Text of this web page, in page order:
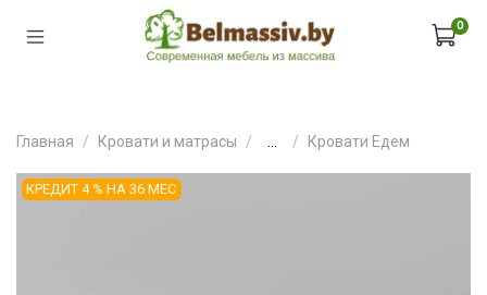
0
Главная Кровати и матрасы Кровати Едем
КРЕДИТ 4 % НА 36 МЕС